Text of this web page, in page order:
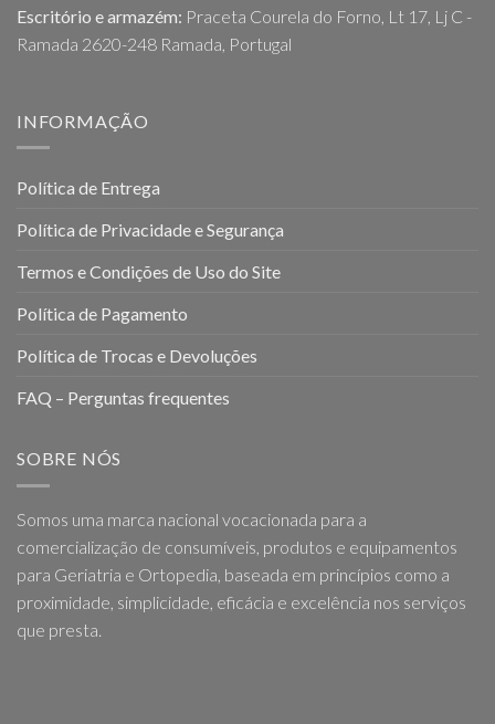
Escritório e armazém: Praceta Courela do Forno, Lt 17, Lj C -
Ramada 2620-248 Ramada, Portugal
INFORMAÇÃO
Política de Entrega
Política de Privacidade e Segurança
Termos e Condições de Uso do Site
Política de Pagamento
Política de Trocas e Devoluções
FAQ – Perguntas frequentes
SOBRE NÓS
Somos uma marca nacional vocacionada para a
comercialização de consumíveis, produtos e equipamentos
para Geriatria e Ortopedia, baseada em princípios como a
proximidade, simplicidade, eficácia e excelência nos serviços
que presta.